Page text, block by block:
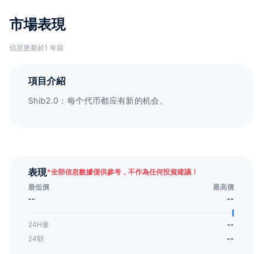
市場表現
信息更新於1 年前
項目介紹
Shib2.0：每个代币都应有新的机会。
表現*全部信息數據僅供參考，不作為任何投資建議！
最低價
最高價
--
--
24H量
--
24額
--